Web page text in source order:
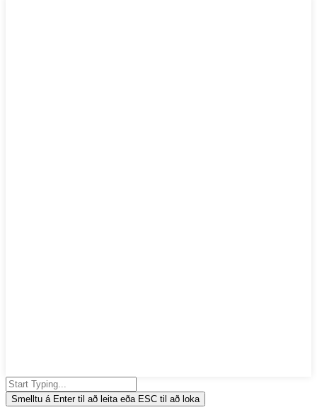
Smelltu á Enter til að leita eða ESC til að loka